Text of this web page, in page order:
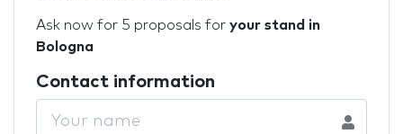
Ask now for 5 proposals for your stand in
Bologna
Contact information